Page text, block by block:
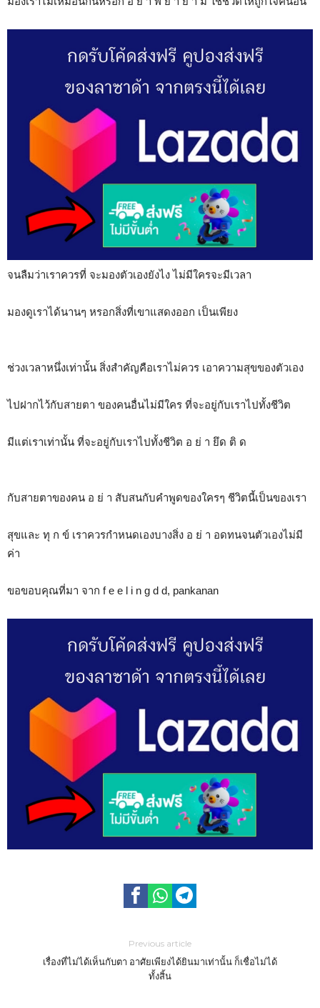
จนลืมว่าเราควรที่ จะมองตัวเองยังไง ไม่มีใครจะมีเวลา
มองดูเราได้นานๆ หรอกสิ่งที่เขาแสดงออก เป็นเพียง
ช่วงเวลาหนึ่งเท่านั้น สิ่งสำคัญคือเราไม่ควร เอาความสุขของตัวเอง
ไปฝากไว้กับสายตา ของคนอื่นไม่มีใคร ที่จะอยู่กับเราไปทั้งชีวิต
มีแต่เราเท่านั้น ที่จะอยู่กับเราไปทั้งชีวิต อ ย่ า ยึด ติ ด
กับสายตาของคน อ ย่ า สับสนกับคำพูดของใครๆ ชีวิตนี้เป็นของเรา
สุขและ ทุ ก ข์ เราควรกำหนดเองบางสิ่ง อ ย่ า อดทนจนตัวเองไม่มี
ค่า
ขอขอบคุณที่มา จาก f e e l i n g d d, pankanan
Previous article
เรื่องที่ไม่ได้เห็นกับตา อาศัยเพียงได้ยินมาเท่านั้น ก็เชื่อไม่ได้
ทั้งสิ้น